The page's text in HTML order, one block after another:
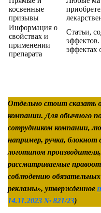
косвенные
призывы
Информация о
свойствах и
применении
препарата
Статьи,
эффектов.
эффектах
Отдельно стоит сказать
компании. Для обычного
сотрудником компании,
например, ручка, блокнот
логотипом
рассматриваемые
соблюдению
рекламы», утвержденное
14.11.2023 № 821/23)